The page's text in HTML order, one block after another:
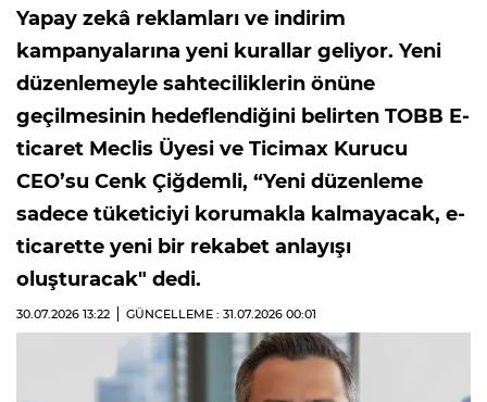
Yapay zekâ reklamları ve indirim
kampanyalarına yeni kurallar geliyor. Yeni
düzenlemeyle sahteciliklerin önüne
geçilmesinin hedeflendiğini belirten TOBB E-
ticaret Meclis Üyesi ve Ticimax Kurucu
CEO’su Cenk Çiğdemli, “Yeni düzenleme
sadece tüketiciyi korumakla kalmayacak, e-
ticarette yeni bir rekabet anlayışı
oluşturacak" dedi.
30.07.2026 13:22 GÜNCELLEME : 31.07.2026 00:01